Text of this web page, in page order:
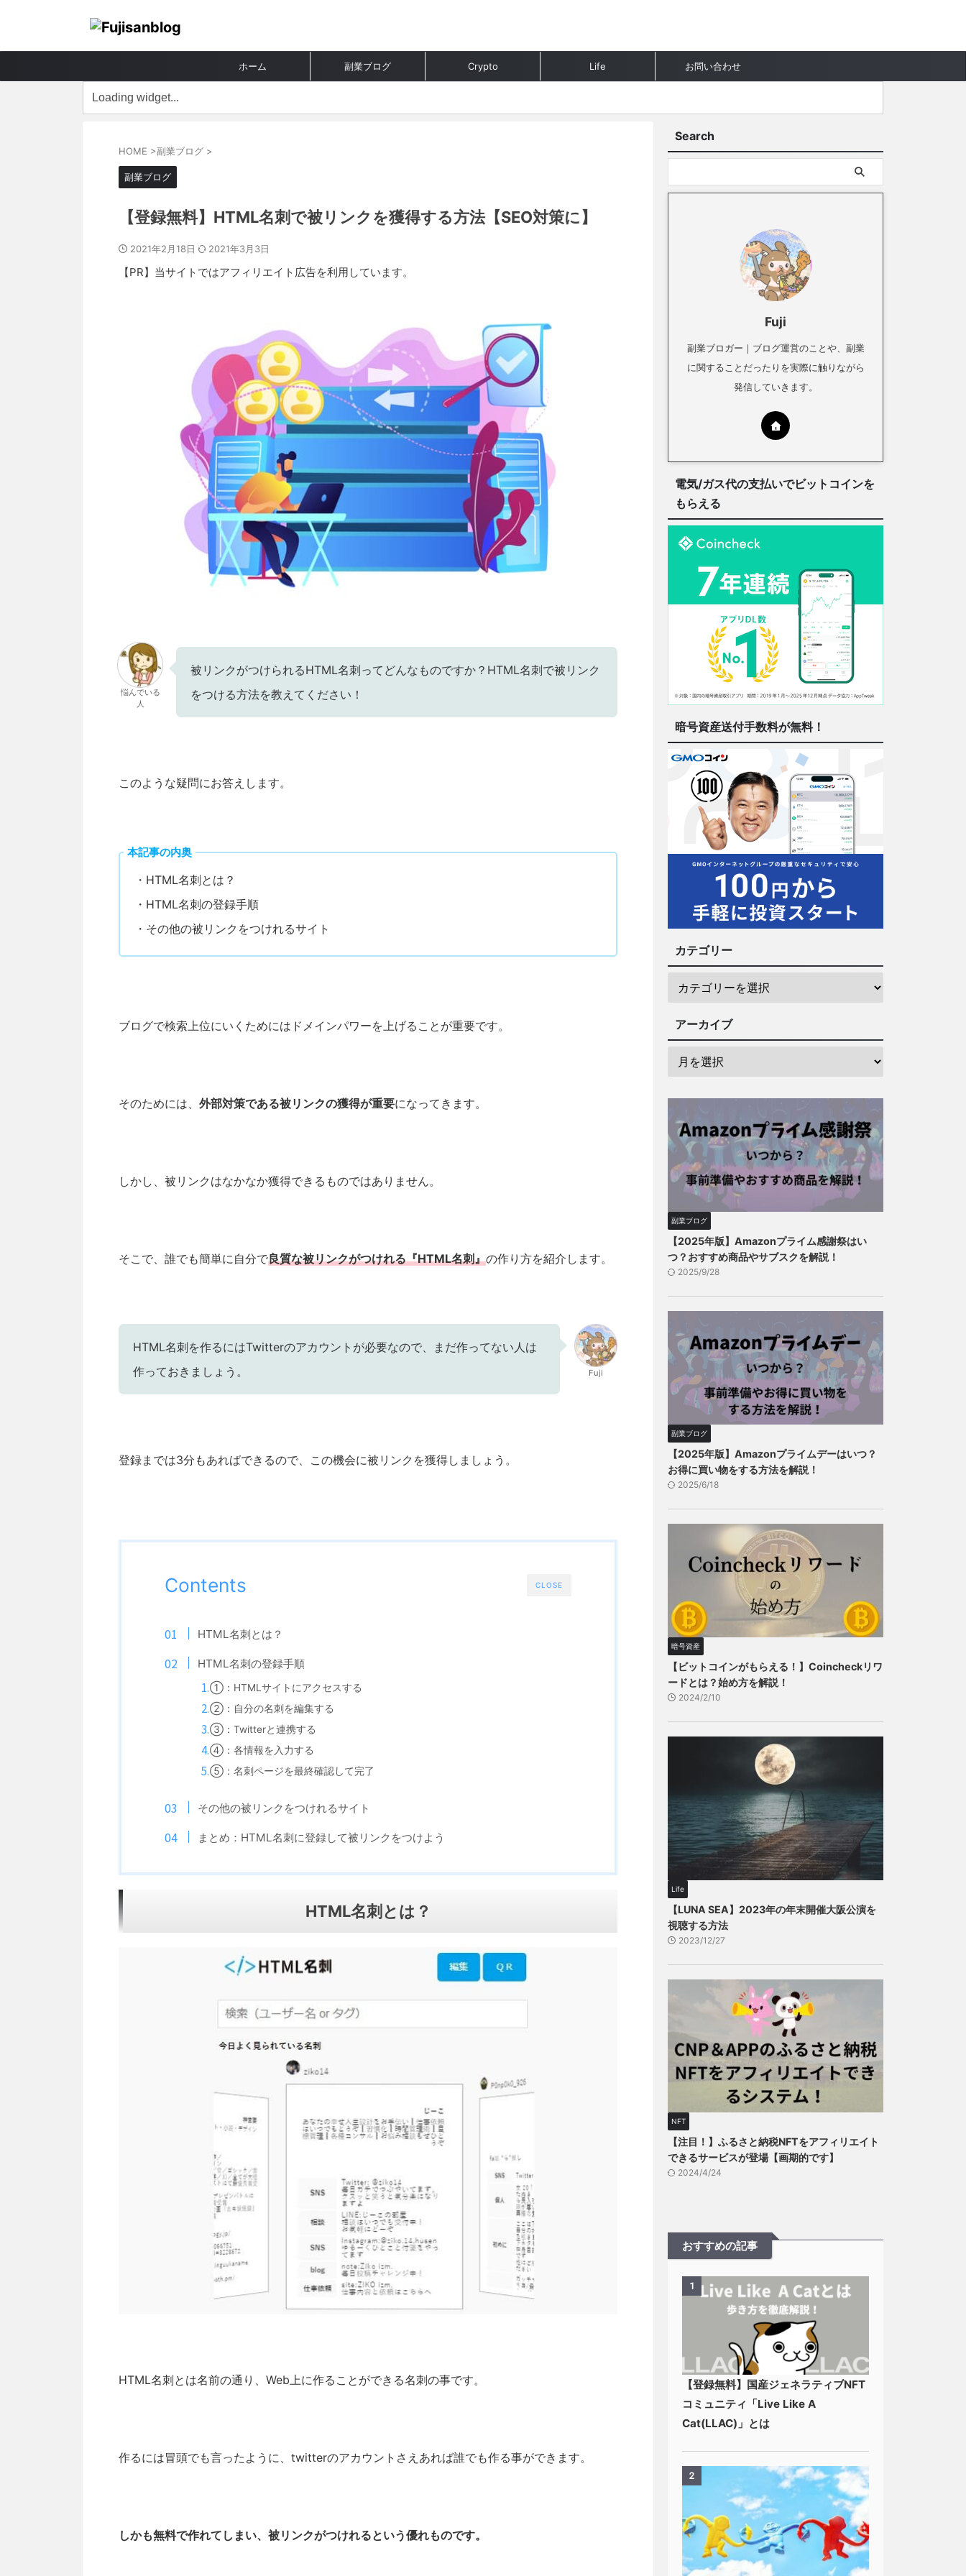
ホーム 副業ブログ Crypto Life お問い合わせ
HOME >副業ブログ >
副業ブログ
【登録無料】HTML名刺で被リンクを獲得する方法【SEO対策に】
2021年2月18日 2021年3月3日
【PR】当サイトではアフィリエイト広告を利用しています。
悩んでいる
人
被リンクがつけられるHTML名刺ってどんなものですか？HTML名刺で被リンク
をつける方法を教えてください！
このような疑問にお答えします。
本記事の内奥
・HTML名刺とは？
・HTML名刺の登録手順
・その他の被リンクをつけれるサイト
ブログで検索上位にいくためにはドメインパワーを上げることが重要です。
そのためには、 外部対策である被リンクの獲得が重要になってきます。
しかし、被リンクはなかなか獲得できるものではありません。
そこで、誰でも簡単に自分で良質な被リンクがつけれる『HTML名刺』の作り方を紹介します。
HTML名刺を作るにはTwitterのアカウントが必要なので、まだ作ってない人は
作っておきましょう。
Fuji
登録までは3分もあればできるので、この機会に被リンクを獲得しましょう。
CLOSE
Contents
HTML名刺とは？
HTML名刺の登録手順
①：HTMLサイトにアクセスする
②：自分の名刺を編集する
③：Twitterと連携する
④：各情報を入力する
⑤：名刺ページを最終確認して完了
その他の被リンクをつけれるサイト
まとめ：HTML名刺に登録して被リンクをつけよう
HTML名刺とは？
HTML名刺とは名前の通り、Web上に作ることができる名刺の事です。
作るには冒頭でも言ったように、twitterのアカウントさえあれば誰でも作る事ができます。
しかも無料で作れてしまい、被リンクがつけれるという優れものです。
Search
Fuji
副業ブロガー｜ブログ運営のことや、副業
に関することだったりを実際に触りながら
発信していきます。
電気/ガス代の支払いでビットコインを
もらえる
暗号資産送付手数料が無料！
カテゴリー
アーカイブ
副業ブログ
【2025年版】Amazonプライム感謝祭はい
つ？おすすめ商品やサブスクを解説！
2025/9/28
副業ブログ
【2025年版】Amazonプライムデーはいつ？
お得に買い物をする方法を解説！
2025/6/18
暗号資産
【ビットコインがもらえる！】Coincheckリワ
ードとは？始め方を解説！
2024/2/10
Life
【LUNA SEA】2023年の年末開催大阪公演を
視聴する方法
2023/12/27
NFT
【注目！】ふるさと納税NFTをアフィリエイト
できるサービスが登場【画期的です】
2024/4/24
おすすめの記事
1
【登録無料】国産ジェネラティブNFT
コミュニティ「Live Like A
Cat(LLAC)」とは
2